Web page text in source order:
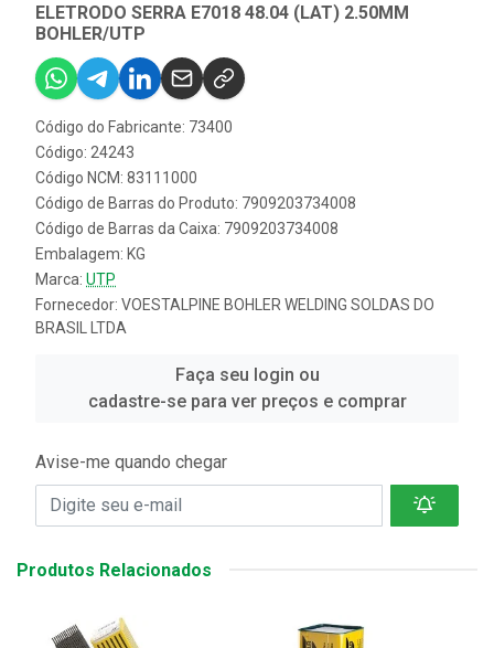
ELETRODO SERRA E7018 48.04 (LAT) 2.50MM
BOHLER/UTP
Código do Fabricante: 73400
Código: 24243
Código NCM: 83111000
Código de Barras do Produto: 7909203734008
Código de Barras da Caixa: 7909203734008
Embalagem: KG
Marca: UTP
Fornecedor: VOESTALPINE BOHLER WELDING SOLDAS DO
BRASIL LTDA
Faça seu login ou
cadastre-se para ver preços e comprar
Avise-me quando chegar
Produtos Relacionados